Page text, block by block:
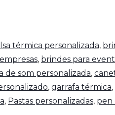
térmica personalizada,
, brindes para
de som personalizada,
, garrafa térmica,
, Pastas personalizadas, pen